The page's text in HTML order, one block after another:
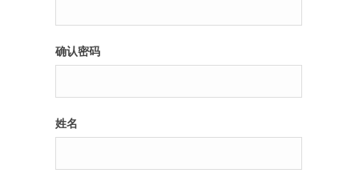
出彩2016
确认密码
姓名